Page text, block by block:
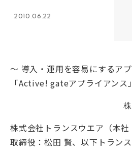
2010.06.22
～ 導入・運用を容易にするア
「Active! gateアプライアンス
株式会社トランスウエア（本
取締役：松田 賢、以下トラン